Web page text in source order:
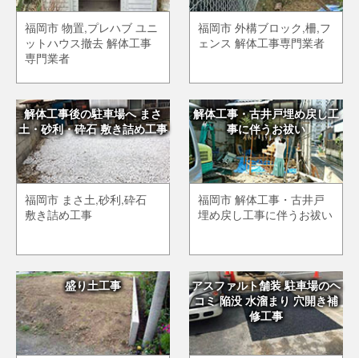
福岡市 物置,プレハブ ユニ
ットハウス撤去 解体工事
専門業者
福岡市 外構ブロック,柵,フ
ェンス 解体工事専門業者
解体工事後の駐車場へ まさ
土・砂利・砕石 敷き詰め工事
福岡市 まさ土,砂利,砕石
敷き詰め工事
解体工事・古井戸埋め戻し工
事に伴うお祓い
福岡市 解体工事・古井戸
埋め戻し工事に伴うお祓い
盛り土工事
アスファルト舗装 駐車場のヘ
コミ 陥没 水溜まり 穴開き補
修工事